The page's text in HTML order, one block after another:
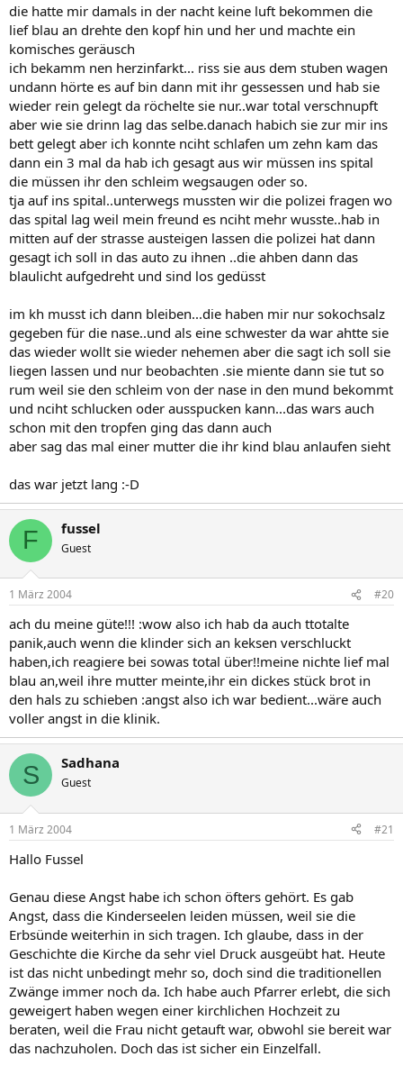
die hatte mir damals in der nacht keine luft bekommen die
lief blau an drehte den kopf hin und her und machte ein
komisches geräusch
ich bekamm nen herzinfarkt... riss sie aus dem stuben wagen
undann hörte es auf bin dann mit ihr gessessen und hab sie
wieder rein gelegt da röchelte sie nur..war total verschnupft
aber wie sie drinn lag das selbe.danach habich sie zur mir ins
bett gelegt aber ich konnte nciht schlafen um zehn kam das
dann ein 3 mal da hab ich gesagt aus wir müssen ins spital
die müssen ihr den schleim wegsaugen oder so.
tja auf ins spital..unterwegs mussten wir die polizei fragen wo
das spital lag weil mein freund es nciht mehr wusste..hab in
mitten auf der strasse austeigen lassen die polizei hat dann
gesagt ich soll in das auto zu ihnen ..die ahben dann das
blaulicht aufgedreht und sind los gedüsst
im kh musst ich dann bleiben...die haben mir nur sokochsalz
gegeben für die nase..und als eine schwester da war ahtte sie
das wieder wollt sie wieder nehemen aber die sagt ich soll sie
liegen lassen und nur beobachten .sie miente dann sie tut so
rum weil sie den schleim von der nase in den mund bekommt
und nciht schlucken oder ausspucken kann...das wars auch
schon mit den tropfen ging das dann auch
aber sag das mal einer mutter die ihr kind blau anlaufen sieht
das war jetzt lang :-D
F fussel
Guest
1 März 2004 #20
ach du meine güte!!! :wow also ich hab da auch ttotalte
panik,auch wenn die klinder sich an keksen verschluckt
haben,ich reagiere bei sowas total über!!meine nichte lief mal
blau an,weil ihre mutter meinte,ihr ein dickes stück brot in
den hals zu schieben :angst also ich war bedient...wäre auch
voller angst in die klinik.
S Sadhana
Guest
1 März 2004 #21
Hallo Fussel
Genau diese Angst habe ich schon öfters gehört. Es gab
Angst, dass die Kinderseelen leiden müssen, weil sie die
Erbsünde weiterhin in sich tragen. Ich glaube, dass in der
Geschichte die Kirche da sehr viel Druck ausgeübt hat. Heute
ist das nicht unbedingt mehr so, doch sind die traditionellen
Zwänge immer noch da. Ich habe auch Pfarrer erlebt, die sich
geweigert haben wegen einer kirchlichen Hochzeit zu
beraten, weil die Frau nicht getauft war, obwohl sie bereit war
das nachzuholen. Doch das ist sicher ein Einzelfall.